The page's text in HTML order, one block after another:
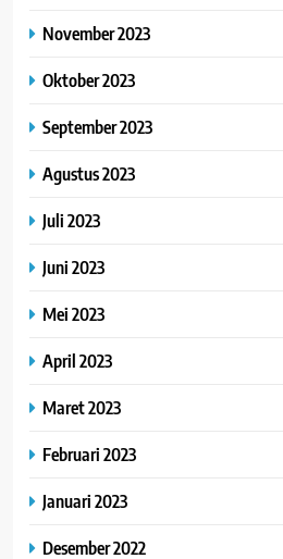
November 2023
Oktober 2023
September 2023
Agustus 2023
Juli 2023
Juni 2023
Mei 2023
April 2023
Maret 2023
Februari 2023
Januari 2023
Desember 2022